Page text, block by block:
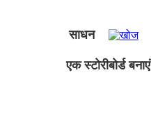
साधन
एक स्टोरीबोर्ड बनाएं